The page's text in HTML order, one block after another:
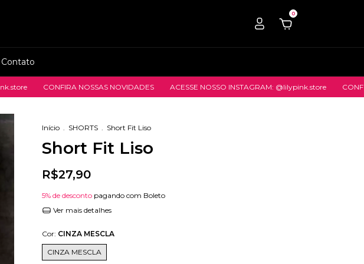
0
Contato
CONFIRA NOSSAS NOVIDADES ACESSE NOSSO INSTAGRAM: @lilypink.store CONFIRA
Início . SHORTS . Short Fit Liso
Short Fit Liso
R$27,90
5% de desconto pagando com Boleto
Ver mais detalhes
Cor: CINZA MESCLA
CINZA MESCLA